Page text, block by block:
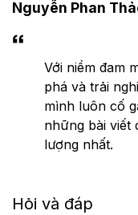
Nguyễn Phan
Với niềm đam
phá và trải
mình luôn cố
những bài viết
lượng nhất.
Hỏi và đáp